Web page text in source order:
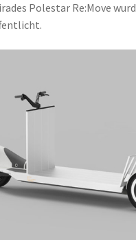
Polestar Re:Move